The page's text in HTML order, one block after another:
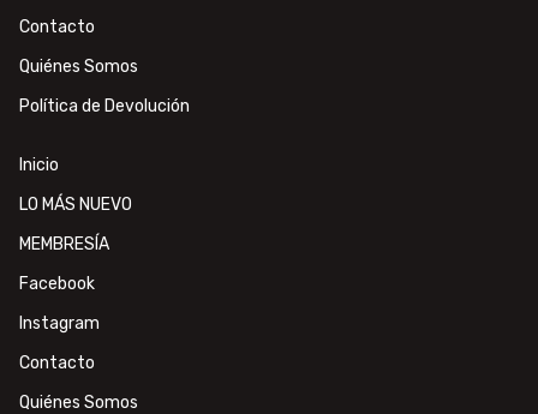
Contacto
Quiénes Somos
Política de Devolución
Inicio
LO MÁS NUEVO
MEMBRESÍA
Facebook
Instagram
Contacto
Quiénes Somos